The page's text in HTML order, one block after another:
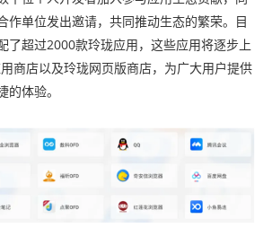
作单位发出邀请，共同推动生态的繁荣。目
了超过2000款玲珑应用，这些应用将逐步上
商店以及玲珑网页版商店，为广大用户提供
体验。